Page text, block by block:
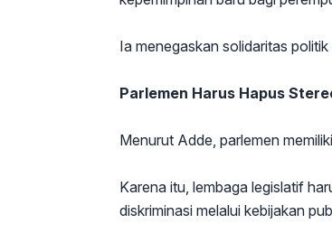
Ia menegaskan solidaritas
Parlemen Harus Hapus
Menurut Adde, parlemen
Karena itu, lembaga legislatif
diskriminasi melalui kebijakan